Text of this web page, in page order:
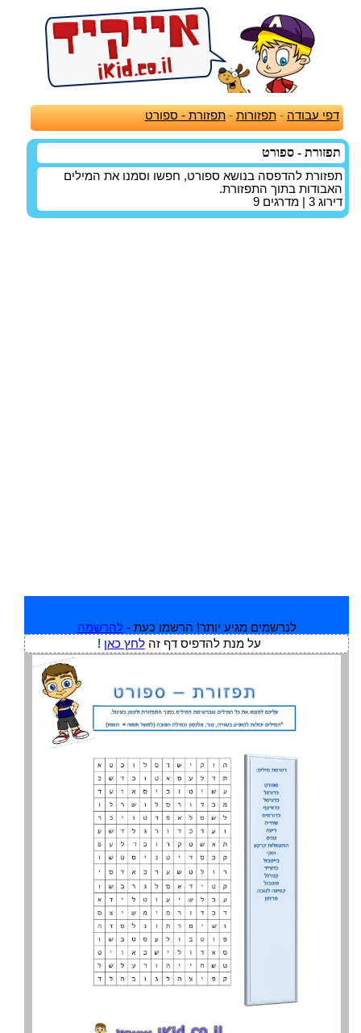
דפי עבודה -תפזורות -תפזורת - ספורט
תפזורת - ספורט
תפזורת להדפסה בנושא ספורט, חפשו וסמנו את המילים
האבודות בתוך התפזורת.
דירוג 3 | מדרגים 9
לנרשמים מגיע יותר! הרשמו כעת - להרשמה
על מנת להדפיס דף זהלחץ כאן !